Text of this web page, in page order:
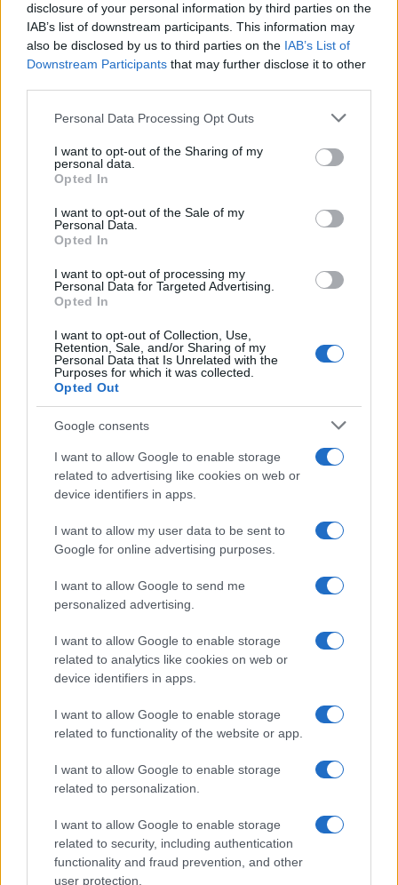
disclosure of your personal information by third parties on the
IAB’s list of downstream participants. This information may
also be disclosed by us to third parties on the IAB’s List of
Downstream Participants that may further disclose it to other
Please note that this website/app uses one or more Google
not limited to your visit or usage behaviour. You may click to
grant or deny consent to Google and its third-party tags to
use your data for below specified purposes in below Google
consent section.
Personal Data Processing Opt Outs
I want to opt-out of the Sharing of my
personal data.
Opted In
I want to opt-out of the Sale of my
Personal Data.
Opted In
I want to opt-out of processing my
Personal Data for Targeted Advertising.
Opted In
I want to opt-out of Collection, Use,
Retention, Sale, and/or Sharing of my
Personal Data that Is Unrelated with the
Purposes for which it was collected.
Opted Out
Google consents
I want to allow Google to enable storage
related to advertising like cookies on web or
device identifiers in apps.
I want to allow my user data to be sent to
Google for online advertising purposes.
I want to allow Google to send me
personalized advertising.
I want to allow Google to enable storage
related to analytics like cookies on web or
device identifiers in apps.
I want to allow Google to enable storage
related to functionality of the website or app.
I want to allow Google to enable storage
related to personalization.
I want to allow Google to enable storage
related to security, including authentication
functionality and fraud prevention, and other
user protection.
Continua a leggere
NERD NEWS
Pieve Comics 2026: tutto ciò che devi sapere
sull’evento nerd di Perugia
Andrea Conforti · 6 Ago 2026
NERD NEWS